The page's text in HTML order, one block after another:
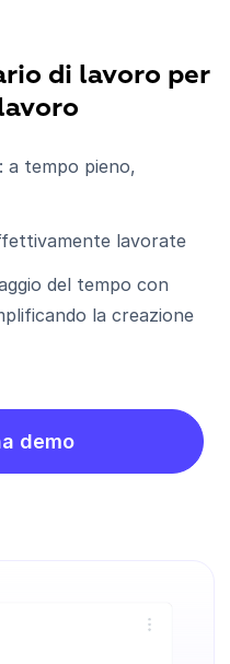
di lavoro per
a tempo pieno,
lavorate
del tempo con
la creazione
demo